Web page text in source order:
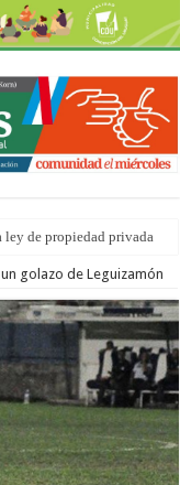
ley de propiedad privada
golazo de Leguizamón